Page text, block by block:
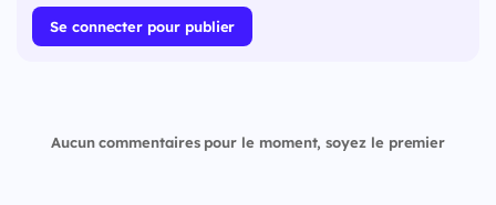
Se connecter pour publier
Aucun commentaires pour le moment, soyez le premier